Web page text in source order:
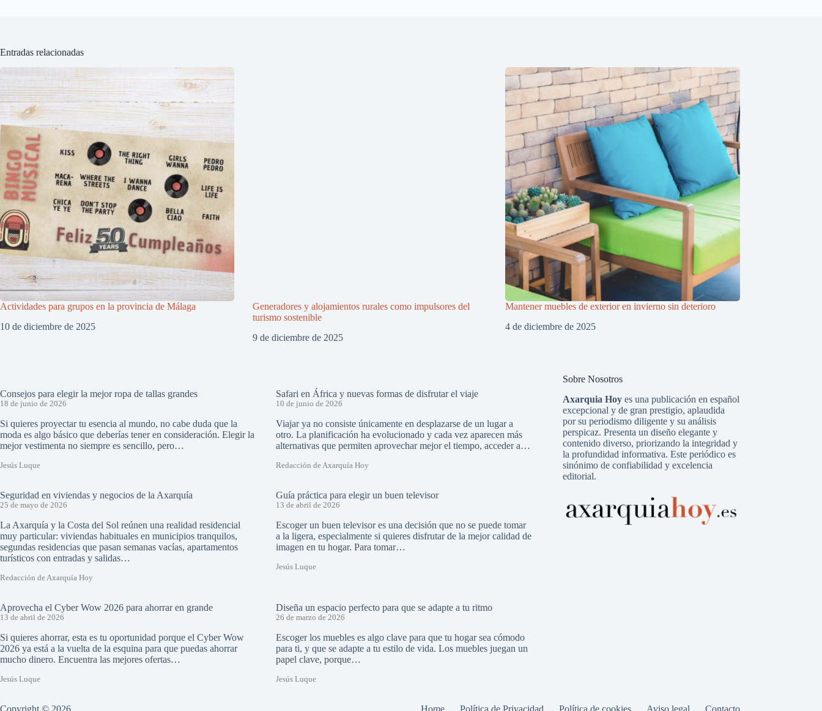
Entradas relacionadas
Actividades para grupos en la provincia de Málaga
10 de diciembre de 2025
Generadores y alojamientos rurales como impulsores del
turismo sostenible
9 de diciembre de 2025
Mantener muebles de exterior en invierno sin deterioro
4 de diciembre de 2025
Consejos para elegir la mejor ropa de tallas grandes
18 de junio de 2026
Si quieres proyectar tu esencia al mundo, no cabe duda que la
moda es algo básico que deberías tener en consideración. Elegir la
mejor vestimenta no siempre es sencillo, pero…
Jesús Luque
Safari en África y nuevas formas de disfrutar el viaje
10 de junio de 2026
Viajar ya no consiste únicamente en desplazarse de un lugar a
otro. La planificación ha evolucionado y cada vez aparecen más
alternativas que permiten aprovechar mejor el tiempo, acceder a…
Redacción de Axarquía Hoy
Seguridad en viviendas y negocios de la Axarquía
25 de mayo de 2026
La Axarquía y la Costa del Sol reúnen una realidad residencial
muy particular: viviendas habituales en municipios tranquilos,
segundas residencias que pasan semanas vacías, apartamentos
turísticos con entradas y salidas…
Redacción de Axarquía Hoy
Guía práctica para elegir un buen televisor
13 de abril de 2026
Escoger un buen televisor es una decisión que no se puede tomar
a la ligera, especialmente si quieres disfrutar de la mejor calidad de
imagen en tu hogar. Para tomar…
Jesús Luque
Aprovecha el Cyber Wow 2026 para ahorrar en grande
13 de abril de 2026
Si quieres ahorrar, esta es tu oportunidad porque el Cyber Wow
2026 ya está a la vuelta de la esquina para que puedas ahorrar
mucho dinero. Encuentra las mejores ofertas…
Jesús Luque
Diseña un espacio perfecto para que se adapte a tu ritmo
26 de marzo de 2026
Escoger los muebles es algo clave para que tu hogar sea cómodo
para ti, y que se adapte a tu estilo de vida. Los muebles juegan un
papel clave, porque…
Jesús Luque
Sobre Nosotros
Axarquia Hoyes una publicación en español
excepcional y de gran prestigio, aplaudida
por su periodismo diligente y su análisis
perspicaz. Presenta un diseño elegante y
contenido diverso, priorizando la integridad y
la profundidad informativa. Este periódico es
sinónimo de confiabilidad y excelencia
editorial.